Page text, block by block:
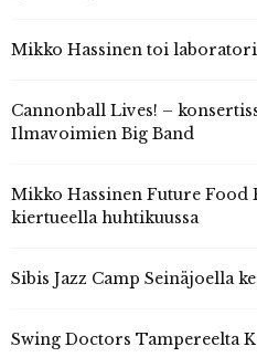
Mikko Hassinen toi
Cannonball Lives! –
Ilmavoimien Big Band
Mikko Hassinen Future Food
kiertueella huhtikuussa
Sibis Jazz Camp Seinäjoella
Swing Doctors Tampereelta